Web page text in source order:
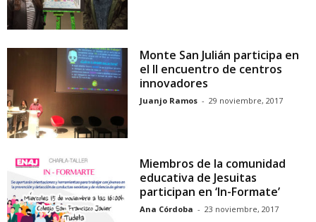
Monte San Julián participa en
el II encuentro de centros
innovadores
Juanjo Ramos - 29 noviembre, 2017
Miembros de la comunidad
educativa de Jesuitas
participan en ‘In-Formate’
Ana Córdoba - 23 noviembre, 2017